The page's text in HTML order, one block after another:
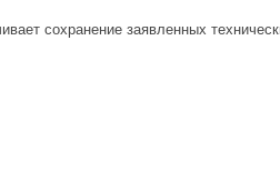
сохранение заявленных